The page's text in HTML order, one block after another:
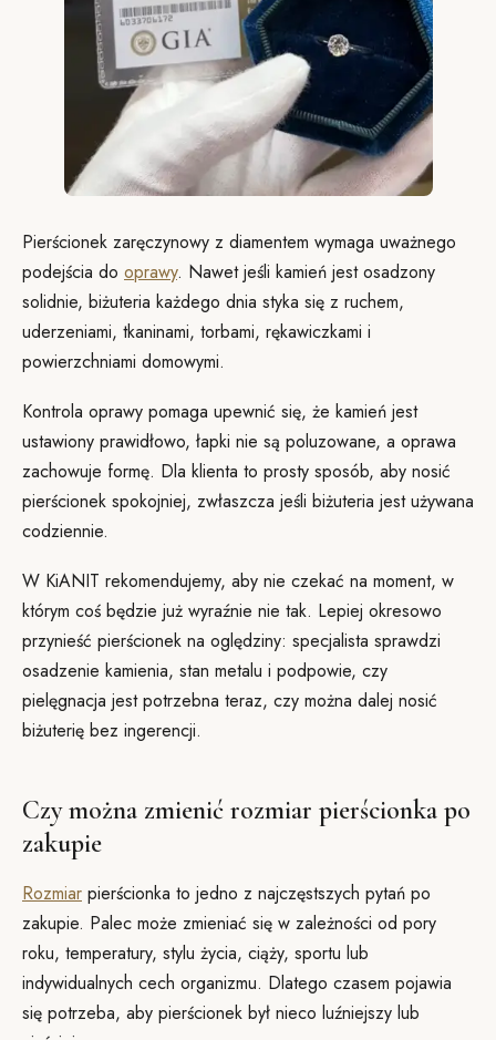
Pierścionek zaręczynowy z diamentem wymaga uważnego
podejścia do oprawy. Nawet jeśli kamień jest osadzony
solidnie, biżuteria każdego dnia styka się z ruchem,
uderzeniami, tkaninami, torbami, rękawiczkami i
powierzchniami domowymi.
Kontrola oprawy pomaga upewnić się, że kamień jest
ustawiony prawidłowo, łapki nie są poluzowane, a oprawa
zachowuje formę. Dla klienta to prosty sposób, aby nosić
pierścionek spokojniej, zwłaszcza jeśli biżuteria jest używana
codziennie.
W KiANIT rekomendujemy, aby nie czekać na moment, w
którym coś będzie już wyraźnie nie tak. Lepiej okresowo
przynieść pierścionek na oględziny: specjalista sprawdzi
osadzenie kamienia, stan metalu i podpowie, czy
pielęgnacja jest potrzebna teraz, czy można dalej nosić
biżuterię bez ingerencji.
Czy można zmienić rozmiar pierścionka po
zakupie
Rozmiar pierścionka to jedno z najczęstszych pytań po
zakupie. Palec może zmieniać się w zależności od pory
roku, temperatury, stylu życia, ciąży, sportu lub
indywidualnych cech organizmu. Dlatego czasem pojawia
się potrzeba, aby pierścionek był nieco luźniejszy lub